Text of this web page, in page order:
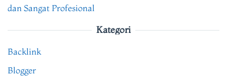
dan Sangat Profesional
Kategori
Backlink
Blogger